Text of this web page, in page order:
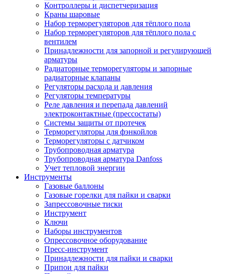
Контроллеры и диспетчеризация
Краны шаровые
Набор терморегуляторов для тёплого пола
Набор терморегуляторов для тёплого пола с
вентилем
Принадлежности для запорной и регулирующей
арматуры
Радиаторные терморегуляторы и запорные
радиаторные клапаны
Регуляторы расхода и давления
Регуляторы температуры
Реле давления и перепада давлений
электроконтактные (прессостаты)
Системы защиты от протечек
Терморегуляторы для фэнкойлов
Терморегуляторы с датчиком
Трубопроводная арматура
Трубопроводная арматура Danfoss
Учет тепловой энергии
Инструменты
Газовые баллоны
Газовые горелки для пайки и сварки
Запрессовочные тиски
Инструмент
Ключи
Наборы инструментов
Опрессовочное оборудование
Пресс-инструмент
Принадлежности для пайки и сварки
Припои для пайки